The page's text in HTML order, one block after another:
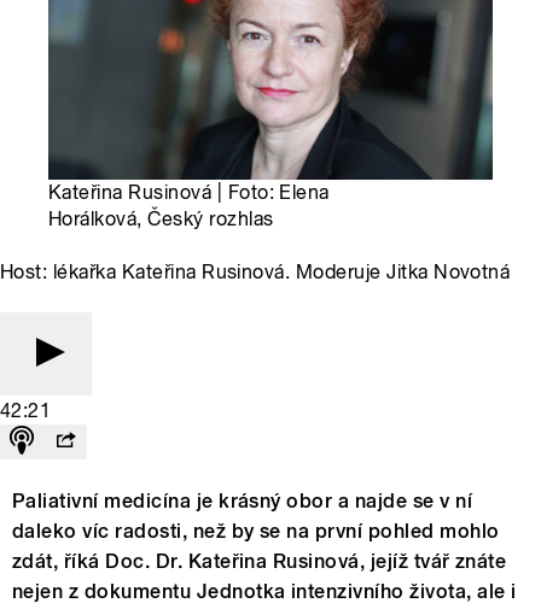
Kateřina Rusinová | Foto: Elena
Horálková, Český rozhlas
Host: lékařka Kateřina Rusinová. Moderuje Jitka Novotná
42:21
Paliativní medicína je krásný obor a najde se v ní
daleko víc radosti, než by se na první pohled mohlo
zdát, říká Doc. Dr. Kateřina Rusinová, jejíž tvář znáte
nejen z dokumentu Jednotka intenzivního života, ale i